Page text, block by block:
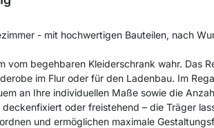
- mit hochwertigen Bauteilen, nach
vom begehbaren Kleiderschrank wahr. Das
im Flur oder für den Ladenbau. Im
an Ihre individuellen Maße sowie die
oder freistehend – die Träger
und ermöglichen maximale